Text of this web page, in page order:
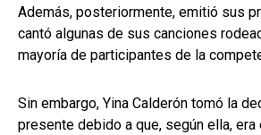
Además, posteriormente, emitió sus
cantó algunas de sus canciones
mayoría de participantes de la
Sin embargo, Yina Calderón tomó la
presente debido a que, según ella,